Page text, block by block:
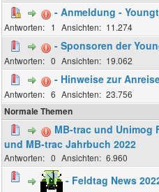
- Anmeldung -
1 11.274
- Sponsoren der
0 19.062
- Hinweise zur
6
23.756
Normale Themen
MB-trac und Unimog
und MB-trac Jahrbuch 2022
0 6.960
- Feldtag News